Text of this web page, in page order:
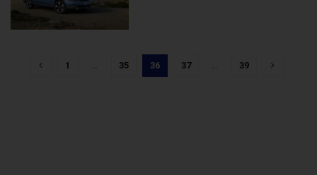
1 … 35 36 37 … 39